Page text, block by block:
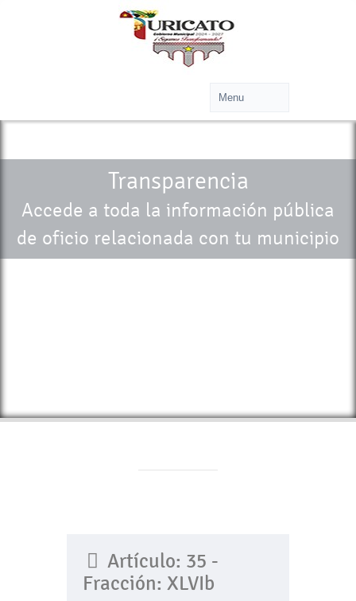
Transparencia
Accede a toda la información pública
de oficio relacionada con tu municipio
Artículo: 35 -
Fracción: XLVIb